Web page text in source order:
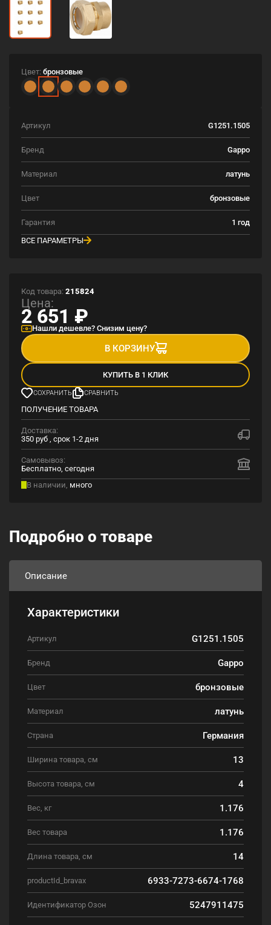
Цвет: бронзовые
Артикул G1251.1505
Бренд Gappo
Материал латунь
Цвет бронзовые
Гарантия
1 год
ВСЕ ПАРАМЕТРЫ
Код товара: 215824
Цена:
2 651 ₽
Нашли дешевле? Снизим цену?
В КОРЗИНУ
КУПИТЬ В 1 КЛИК
СОХРАНИТЬ СРАВНИТЬ
ПОЛУЧЕНИЕ ТОВАРА
Доставка:
350 руб , срок 1-2 дня
Самовывоз:
Бесплатно, сегодня
В наличии, много
Подробно о товаре
Описание
Характеристики
Артикул G1251.1505
Бренд Gappo
Цвет бронзовые
Материал латунь
Страна Германия
Ширина товара, см 13
Высота товара, см 4
Вес, кг 1.176
Вес товара 1.176
Длина товара, см 14
productId_bravax 6933-7273-6674-1768
Идентификатор Озон 5247911475